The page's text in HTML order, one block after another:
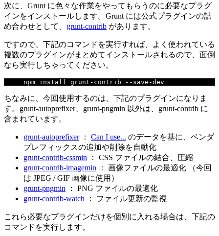
次に、Grunt に色々な作業をやってもらうのに必要なプラグ
インをインストールします。Grunt には公式プラグインの詰
め合わせとして、 grunt-contrib があります。
ですので、下記のコマンドを実行すれば、よく使われている
複数のプラグインがまとめてインストールされるので、面倒
なら実行しちゃってください。
npm install grunt - contrib -- save -dev
ちなみに、今回使用するのは、下記のプラグインになりま
す。grunt-autoprefixer、grunt-pngmin 以外は、grunt-contrib に
含まれています。
grunt-autoprefixer： Can I use... のデータを基に、ベンダ
プレフィックスの追加や削除を自動化
grunt-contrib-cssmin ： CSS ファイルの結合、圧縮
grunt-contrib-imagemin ： 画像ファイルの最適化 （今回
は JPEG / GIF 画像に使用）
grunt-pngmin ： PNG ファイルの最適化
grunt-contrib-watch ： ファイル更新の監視
これら必要なプラグインだけを個別に入れる場合は、下記の
コマンドを実行します。